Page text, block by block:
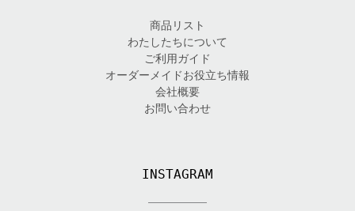
商品リスト
わたしたちについて
ご利用ガイド
オーダーメイドお役立ち情報
会社概要
お問い合わせ
INSTAGRAM